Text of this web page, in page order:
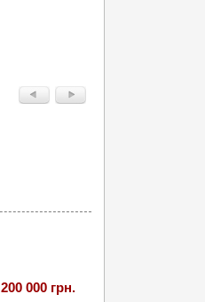
200 000 грн.